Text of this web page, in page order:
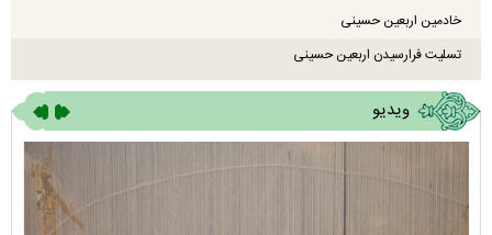
خادمین اربعین حسینی
تسلیت فرارسیدن اربعین حسینی
ویدیو